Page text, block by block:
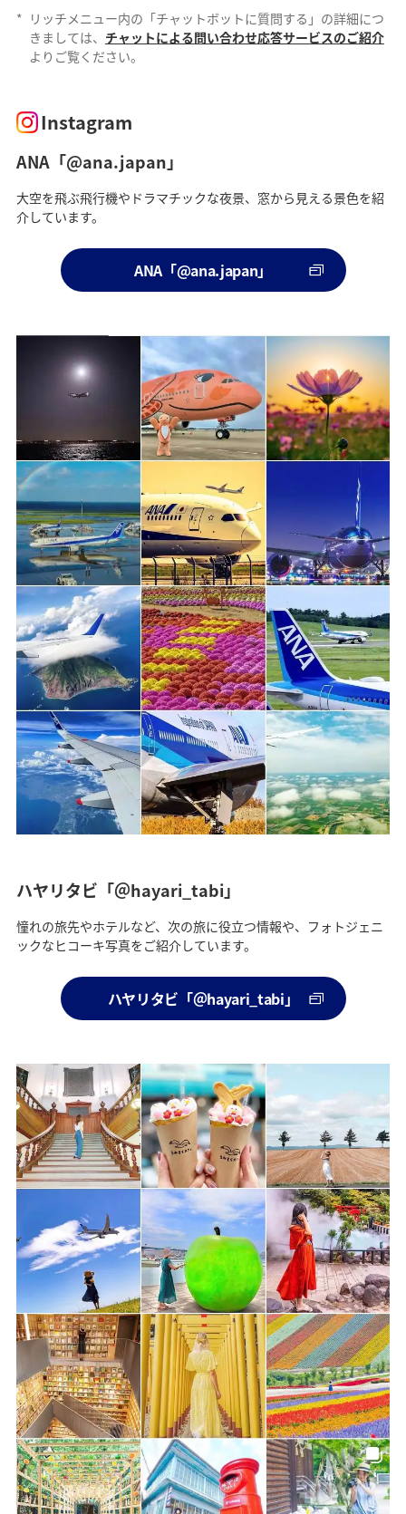
* リッチメニュー内の「チャットボットに質問する」の詳細につ
きましては、 チャットによる問い合わせ応答サービスのご紹介
よりご覧ください。
Instagram
ANA「@ana.japan」
大空を飛ぶ飛行機やドラマチックな夜景、窓から見える景色を紹
介しています。
ANA「@ana.japan」
ハヤリタビ「＠hayari_tabi」
憧れの旅先やホテルなど、次の旅に役立つ情報や、フォトジェニ
ックなヒコーキ写真をご紹介しています。
ハヤリタビ「＠hayari_tabi」